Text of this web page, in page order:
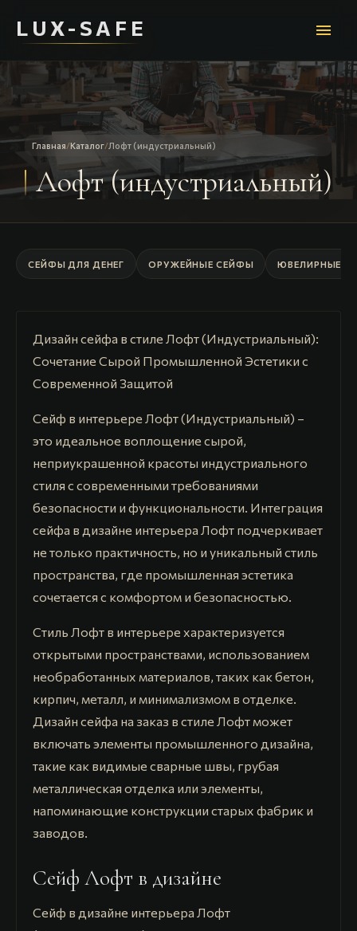
LUX-SAFE menu
Главная/Каталог/Лофт (индустриальный)
Лофт (индустриальный)
СЕЙФЫ ДЛЯ ДЕНЕГ ОРУЖЕЙНЫЕ СЕЙФЫ ЮВЕЛИРНЫЕ
Дизайн сейфа в стиле Лофт (Индустриальный):
Сочетание Сырой Промышленной Эстетики с
Современной Защитой
Сейф в интерьере Лофт (Индустриальный) –
это идеальное воплощение сырой,
неприукрашенной красоты индустриального
стиля с современными требованиями
безопасности и функциональности. Интеграция
сейфа в дизайне интерьера Лофт подчеркивает
не только практичность, но и уникальный стиль
пространства, где промышленная эстетика
сочетается с комфортом и безопасностью.
Стиль Лофт в интерьере характеризуется
открытыми пространствами, использованием
необработанных материалов, таких как бетон,
кирпич, металл, и минимализмом в отделке.
Дизайн сейфа на заказ в стиле Лофт может
включать элементы промышленного дизайна,
такие как видимые сварные швы, грубая
металлическая отделка или элементы,
напоминающие конструкции старых фабрик и
заводов.
Сейф Лофт в дизайне
Сейф в дизайне интерьера Лофт